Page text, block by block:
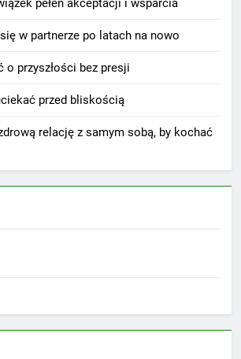
w partnerze po latach na nowo
o przyszłości bez presji
przed bliskością
relację z samym sobą, by kochać